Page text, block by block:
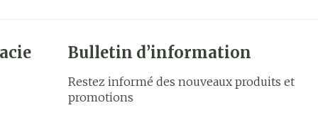
Bulletin d’information
Restez informé des nouveaux produits et
promotions